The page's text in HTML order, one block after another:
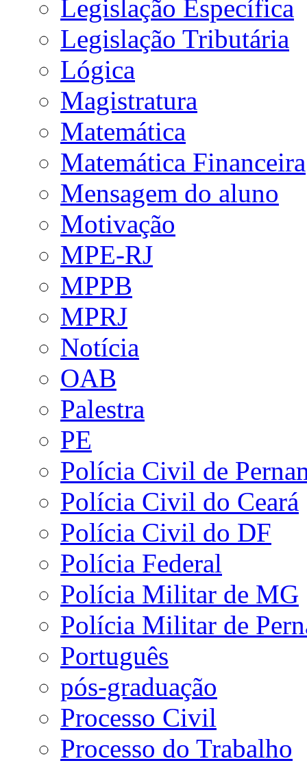
Legislação Específica
Legislação Tributária
Lógica
Magistratura
Matemática
Matemática Financeira
Mensagem do aluno
Motivação
MPE-RJ
MPPB
MPRJ
Notícia
OAB
Palestra
PE
Polícia Civil de
Polícia Civil do Ceará
Polícia Civil do DF
Polícia Federal
Polícia Militar de MG
Polícia Militar de
Português
pós-graduação
Processo Civil
Processo do Trabalho